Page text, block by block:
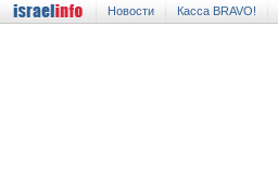
Новости Касса BRAVO!